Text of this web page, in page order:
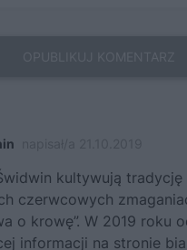
kultywują tradycję
czerwcowych
o krowę”. W 2019 roku
informacji na stronie